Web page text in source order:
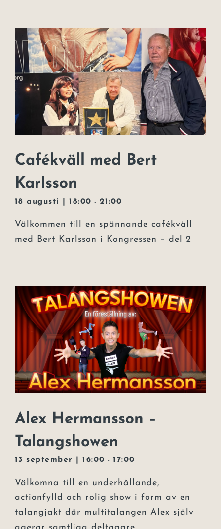
Cafékväll med Bert
Karlsson
18 augusti | 18:00 -21:00
Välkommen till en spännande cafékväll
med Bert Karlsson i Kongressen – del 2
Alex Hermansson –
Talangshowen
13 september | 16:00 -17:00
Välkomna till en underhållande,
actionfylld och rolig show i form av en
talangjakt där multitalangen Alex själv